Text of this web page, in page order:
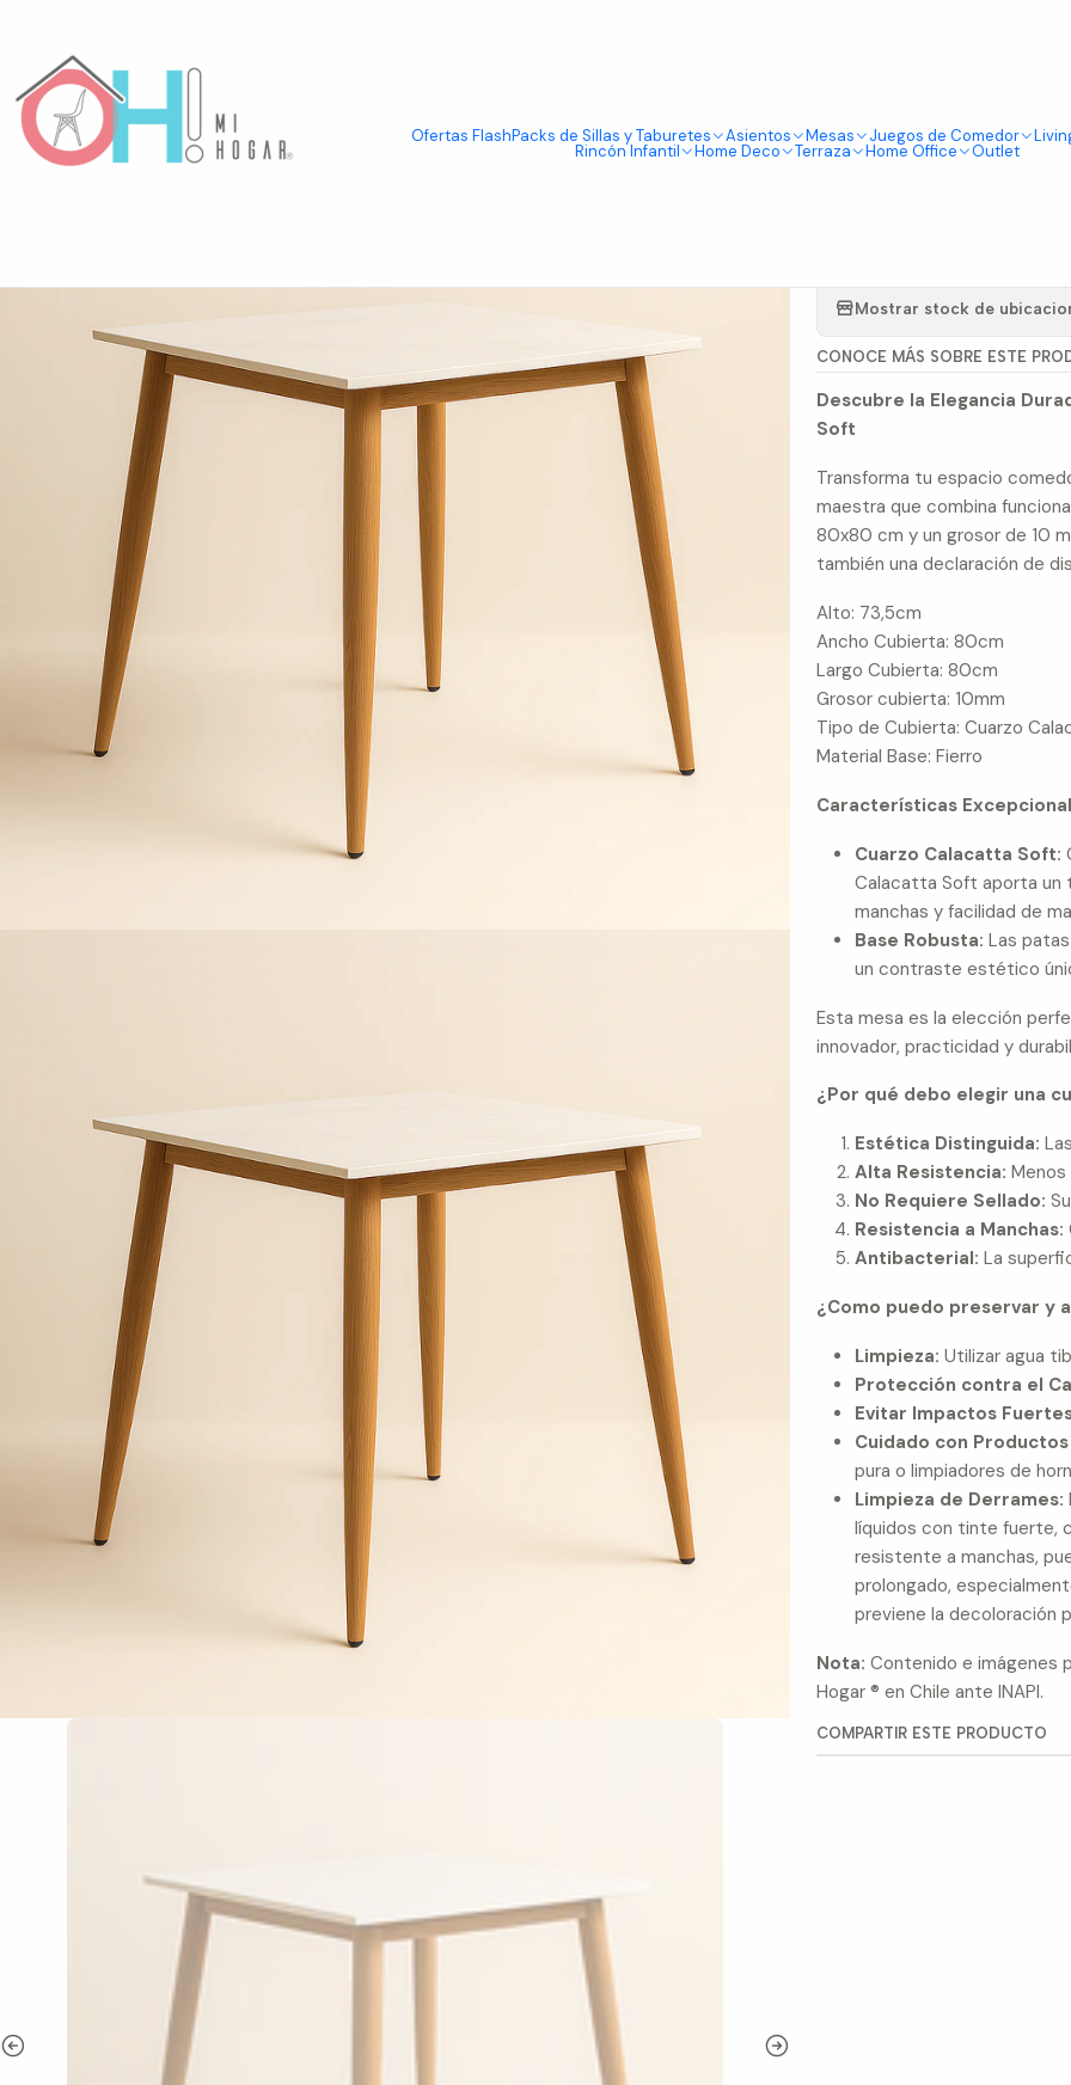
Ofertas FlashPacks de Sillas y Taburetes Asientos Mesas Juegos de Comedor
Rincón Infantil Home Deco Terraza Home Office Outlet
Mesas
|
Mesa de
Mostrar stock de
CONOCE MÁS SOBRE ESTE
Descubre la Elegancia
Soft
Transforma tu espacio
maestra que combina
80x80 cm y un grosor de 10
también una declaración de
Alto: 73,5cm
Ancho Cubierta: 80cm
Largo Cubierta: 80cm
Grosor cubierta: 10mm
Tipo de Cubierta: Cuarzo
Material Base: Fierro
Características
Cuarzo Calacatta Soft:
Calacatta Soft aporta un
manchas y facilidad de
Base Robusta: Las
un contraste estético
Esta mesa es la elección
innovador, practicidad y
¿Por qué debo elegir una
Estética Distinguida:
Alta Resistencia:
No Requiere Sellado:
Resistencia a Manchas:
Antibacterial: La
¿Como puedo preservar y
Limpieza: Utilizar agua
Protección contra el
Evitar Impactos
Cuidado con
pura o limpiadores de
Limpieza de Derrames:
líquidos con tinte fuerte,
resistente a manchas,
prolongado,
previene la decoloración
Nota: Contenido e imágenes
Hogar ® en Chile ante INAPI.
COMPARTIR ESTE PRODUCTO